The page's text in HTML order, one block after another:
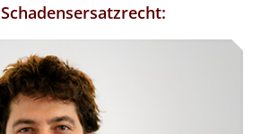
Schadensersatzrecht: